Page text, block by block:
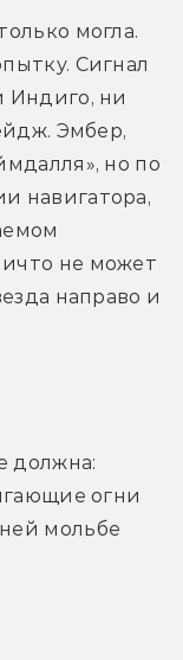
могла.
Сигнал
Индиго, ни
Эмбер,
но по
навигатора,
не может
направо и
должна:
огни
мольбе